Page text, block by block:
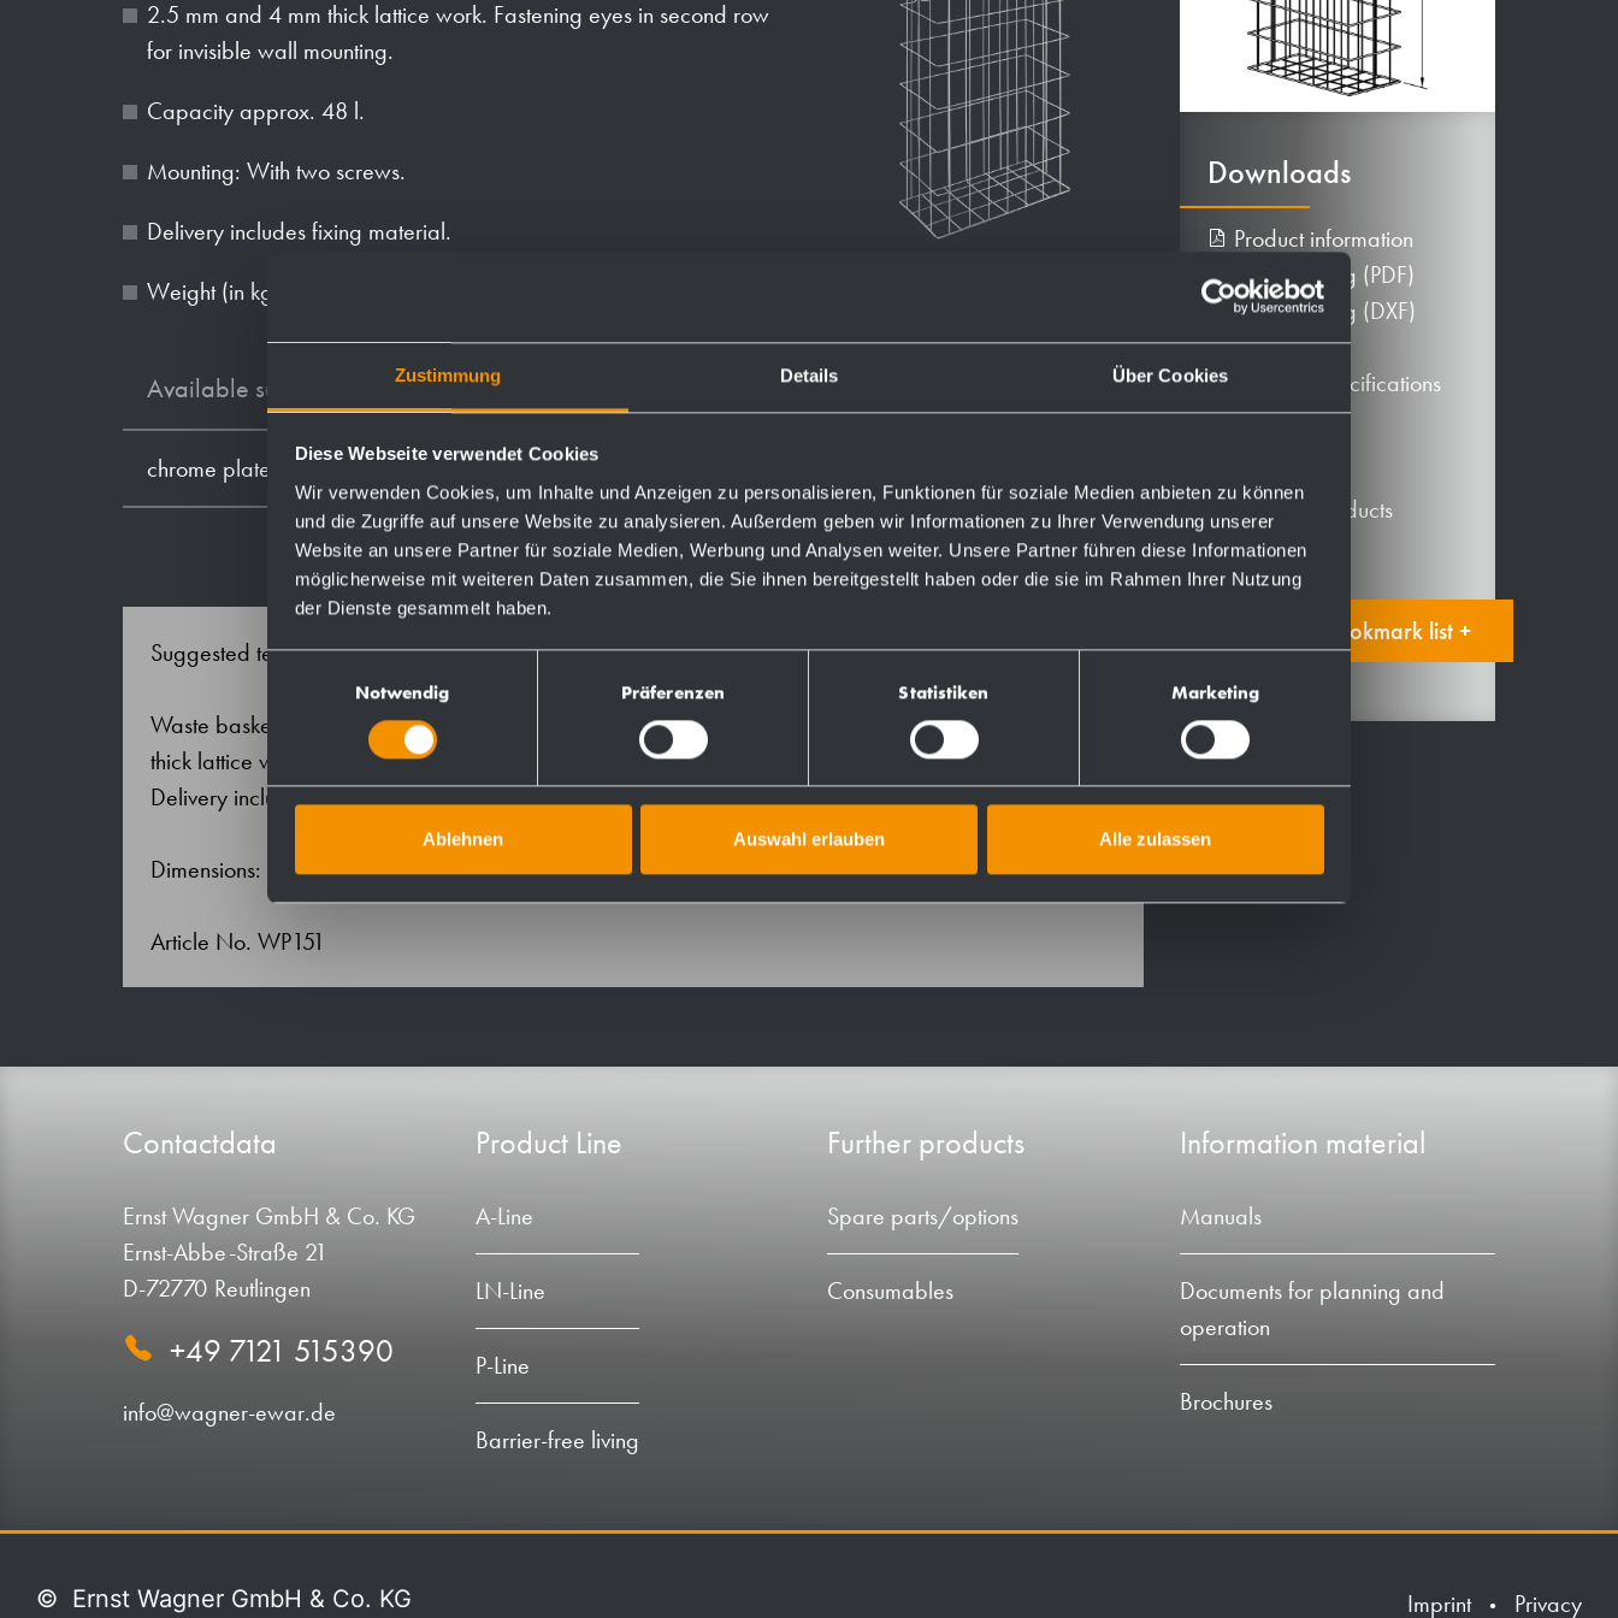
Zustimmung Details Über Cookies
Diese Webseite verwendet Cookies
Wir verwenden Cookies, um Inhalte und Anzeigen zu personalisieren, Funktionen für soziale Medien anbieten zu können
und die Zugriffe auf unsere Website zu analysieren. Außerdem geben wir Informationen zu Ihrer Verwendung unserer
Website an unsere Partner für soziale Medien, Werbung und Analysen weiter. Unsere Partner führen diese Informationen
möglicherweise mit weiteren Daten zusammen, die Sie ihnen bereitgestellt haben oder die sie im Rahmen Ihrer Nutzung
der Dienste gesammelt haben.
Einwilligungsauswahl
Notwendig Präferenzen Statistiken Marketing
Ablehnen Auswahl erlauben Alle zulassen
2.5 mm and 4 mm thick lattice work. Fastening eyes in second row
for invisible wall mounting.
Capacity approx. 48 l.
Mounting: With two screws.
Delivery includes fixing material.
Weight (in kg): 1
Available surfaces Order numbers
chrome plated
Suggested text for specifications:
Waste basket in chrome-plated steel wire for surface mounting or floor installation. 2.5 mm and 4 mm
thick lattice work. Fastening eyes in second row for invisible wall mounting. Capacity approx. 48 l.
Delivery includes fixing material.
Dimensions: 400 x 600 x 200 mm
Article No. WP151
Downloads
Product information
Tec. drawing (PDF)
Tec. drawing (DXF)
BIM data
Texts for specifications
Alternative products
Add to bookmark list +
Contactdata
Ernst Wagner GmbH & Co. KG
Ernst-Abbe-Straße 21
D-72770 Reutlingen
+49 7121 515390
info@wagner-ewar.de
Product Line
A-Line
LN-Line
P-Line
Barrier-free living
Further products
Spare parts/options
Consumables
Information material
Manuals
Documents for planning and
operation
Brochures
© Ernst Wagner GmbH & Co. KG Imprint • Privacy